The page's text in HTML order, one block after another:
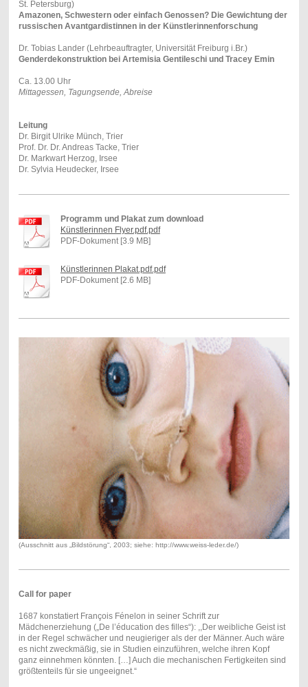
St. Petersburg)
Amazonen, Schwestern oder einfach Genossen? Die Gewichtung der
russischen Avantgardistinnen in der Künstlerinnenforschung
Dr. Tobias Lander (Lehrbeauftragter, Universität Freiburg i.Br.)
Genderdekonstruktion bei Artemisia Gentileschi und Tracey Emin
Ca. 13.00 Uhr
Mittagessen, Tagungsende, Abreise
Leitung
Dr. Birgit Ulrike Münch, Trier
Prof. Dr. Dr. Andreas Tacke, Trier
Dr. Markwart Herzog, Irsee
Dr. Sylvia Heudecker, Irsee
Programm und Plakat zum download
Künstlerinnen Flyer.pdf.pdf
PDF-Dokument [3.9 MB]
Künstlerinnen Plakat.pdf.pdf
PDF-Dokument [2.6 MB]
(Ausschnitt aus „Bildstörung“, 2003; siehe: http://www.weiss-leder.de/)
Call for paper
1687 konstatiert François Fénelon in seiner Schrift zur
Mädchenerziehung („De l’éducation des filles“): ,,Der weibliche Geist ist
in der Regel schwächer und neugieriger als der der Männer. Auch wäre
es nicht zweckmäßig, sie in Studien einzuführen, welche ihren Kopf
ganz einnehmen könnten. […] Auch die mechanischen Fertigkeiten sind
größtenteils für sie ungeeignet.“